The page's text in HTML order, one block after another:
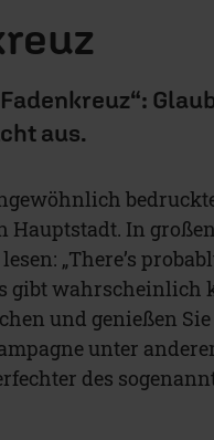
aus.
Hauptstadt. In
„There’s
gibt wahrscheinlich
und genießen
unter
des